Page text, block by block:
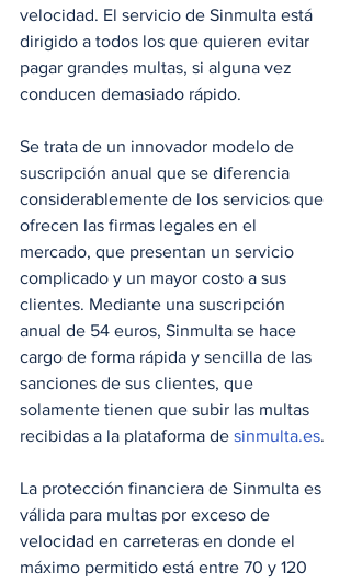
velocidad. El servicio de Sinmulta está
dirigido a todos los que quieren evitar
pagar grandes multas, si alguna vez
conducen demasiado rápido.
Se trata de un innovador modelo de
suscripción anual que se diferencia
considerablemente de los servicios que
ofrecen las firmas legales en el
mercado, que presentan un servicio
complicado y un mayor costo a sus
clientes. Mediante una suscripción
anual de 54 euros, Sinmulta se hace
cargo de forma rápida y sencilla de las
sanciones de sus clientes, que
solamente tienen que subir las multas
recibidas a la plataforma de sinmulta.es.
La protección financiera de Sinmulta es
válida para multas por exceso de
velocidad en carreteras en donde el
máximo permitido está entre 70 y 120